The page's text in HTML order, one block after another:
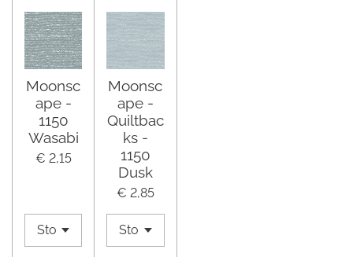
Moonsc
ape -
1150
Wasabi
€ 2,15
Moonsc
ape -
Quiltbac
ks -
1150
Dusk
€ 2,85